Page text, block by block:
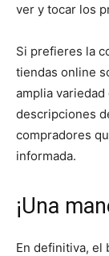
ver y tocar los
Si prefieres la
tiendas online
amplia
descripciones
compradores
informada.
¡Una
En definitiva, el